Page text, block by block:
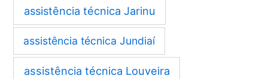
assistência técnica Jarinu
assistência técnica Jundiaí
assistência técnica Louveira